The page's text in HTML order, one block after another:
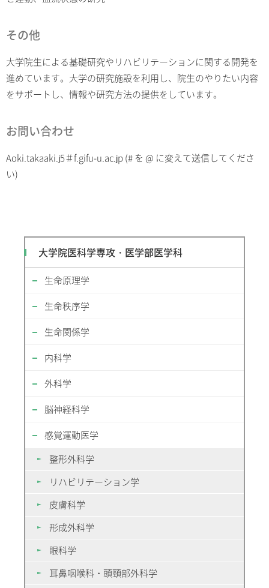
その他
大学院生による基礎研究やリハビリテーションに関する開発を
進めています。大学の研究施設を利用し、院生のやりたい内容
をサポートし、情報や研究方法の提供をしています。
お問い合わせ
Aoki.takaaki.j5＃f.gifu-u.ac.jp (# を @ に変えて送信してくださ
い)
大学院医科学専攻・医学部医学科
生命原理学
生命秩序学
生命関係学
内科学
外科学
脳神経科学
感覚運動医学
整形外科学
リハビリテーション学
皮膚科学
形成外科学
眼科学
耳鼻咽喉科・頭頸部外科学